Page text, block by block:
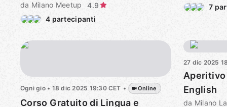
da Milano Meetup
4.9
4 partecipanti
7
Ogni gio• 18 dic 2025 19:30 CET • Online
Corso Gratuito di Lingua e
27 dic 2025
Aperitivo
English